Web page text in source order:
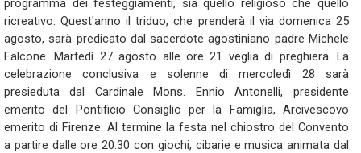
programma dei festeggiamenti, sia quello religioso che quello
ricreativo. Quest'anno il triduo, che prenderà il via domenica 25
agosto, sarà predicato dal sacerdote agostiniano padre Michele
Falcone. Martedì 27 agosto alle ore 21 veglia di preghiera. La
celebrazione conclusiva e solenne di mercoledì 28 sarà
presieduta dal Cardinale Mons. Ennio Antonelli, presidente
emerito del Pontificio Consiglio per la Famiglia, Arcivescovo
emerito di Firenze. Al termine la festa nel chiostro del Convento
a partire dalle ore 20.30 con giochi, cibarie e musica animata dal